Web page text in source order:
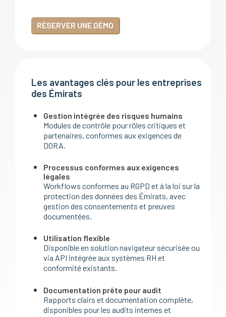
RÉSERVER UNE DÉMO
Les avantages clés pour les entreprises
des Émirats
Gestion intégrée des risques humains
Modules de contrôle pour rôles critiques et
partenaires, conformes aux exigences de
DORA.
Processus conformes aux exigences
légales
Workflows conformes au RGPD et à la loi sur la
protection des données des Émirats, avec
gestion des consentements et preuves
documentées.
Utilisation flexible
Disponible en solution navigateur sécurisée ou
via API intégrée aux systèmes RH et
conformité existants.
Documentation prête pour audit
Rapports clairs et documentation complète,
disponibles pour les audits internes et